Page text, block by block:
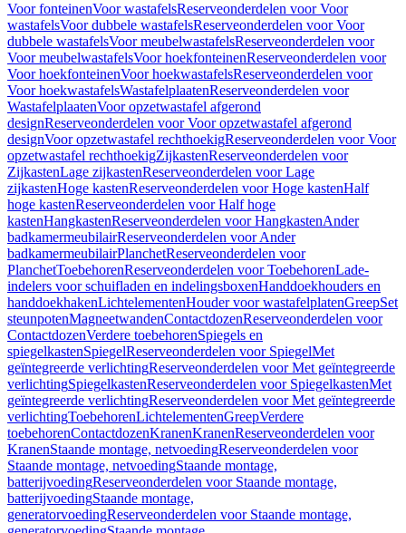
Voor fonteinenVoor wastafelsReserveonderdelen voor Voor
wastafelsVoor dubbele wastafelsReserveonderdelen voor Voor
dubbele wastafelsVoor meubelwastafelsReserveonderdelen voor
Voor meubelwastafelsVoor hoekfonteinenReserveonderdelen voor
Voor hoekfonteinenVoor hoekwastafelsReserveonderdelen voor
Voor hoekwastafelsWastafelplaatenReserveonderdelen voor
WastafelplaatenVoor opzetwastafel afgerond
designReserveonderdelen voor Voor opzetwastafel afgerond
designVoor opzetwastafel rechthoekigReserveonderdelen voor Voor
opzetwastafel rechthoekigZijkastenReserveonderdelen voor
ZijkastenLage zijkastenReserveonderdelen voor Lage
zijkastenHoge kastenReserveonderdelen voor Hoge kastenHalf
hoge kastenReserveonderdelen voor Half hoge
kastenHangkastenReserveonderdelen voor HangkastenAnder
badkamermeubilairReserveonderdelen voor Ander
badkamermeubilairPlanchetReserveonderdelen voor
PlanchetToebehorenReserveonderdelen voor ToebehorenLade-
indelers voor schuifladen en indelingsboxenHanddoekhouders en
handdoekhakenLichtelementenHouder voor wastafelplatenGreepSet
steunpotenMagneetwandenContactdozenReserveonderdelen voor
ContactdozenVerdere toebehorenSpiegels en
spiegelkastenSpiegelReserveonderdelen voor SpiegelMet
geïntegreerde verlichtingReserveonderdelen voor Met geïntegreerde
verlichtingSpiegelkastenReserveonderdelen voor SpiegelkastenMet
geïntegreerde verlichtingReserveonderdelen voor Met geïntegreerde
verlichtingToebehorenLichtelementenGreepVerdere
toebehorenContactdozenKranenKranenReserveonderdelen voor
KranenStaande montage, netvoedingReserveonderdelen voor
Staande montage, netvoedingStaande montage,
batterijvoedingReserveonderdelen voor Staande montage,
batterijvoedingStaande montage,
generatorvoedingReserveonderdelen voor Staande montage,